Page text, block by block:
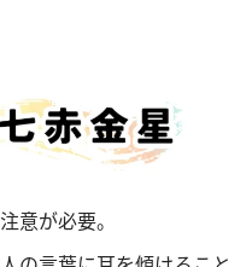
意が必要。